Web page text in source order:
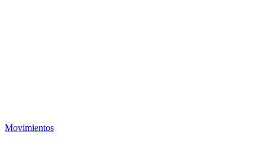
Movimientos